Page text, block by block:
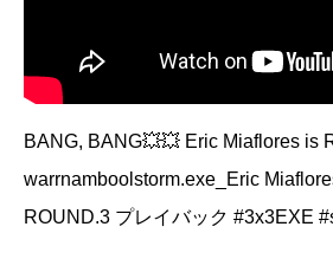
BANG, BANG💥💥 Eric Miaflores is
warrnamboolstorm.exe_Eric
ROUND.3 プレイバック #3x3EXE